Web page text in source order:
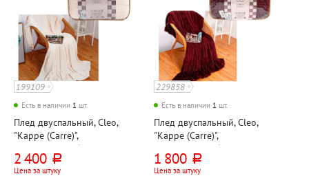
199109
Есть в наличии 1 шт.
Плед двуспальный, Cleo,
"Карре (Carre)",
200см*180см, белый,
велсофт
2 400 руб.
Цена за штуку
229858
Есть в наличии 1 шт.
Плед двуспальный, Cleo,
"Карре (Carre)",
200см*180см, бордовый,
велсофт
1 800 руб.
Цена за штуку